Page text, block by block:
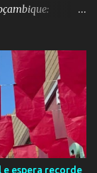
Viajante e as
o Coletivo
de 16 a 20 de
africana e
literária
diáspora africana.
o livro
espera recorde